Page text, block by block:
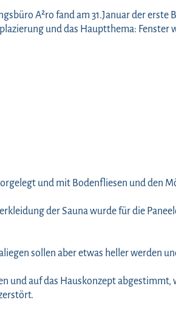
A²ro fand am 31.Januar der
und das Hauptthema: Fenster
und mit Bodenfliesen und den
der Sauna wurde für die
sollen aber etwas heller werden
und auf das Hauskonzept